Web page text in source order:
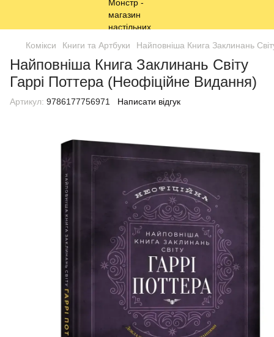
Комікси Книги та Артбуки Найповніша Книга Заклинань
Найповніша Книга Заклинань Світу
Гаррі Поттера (Неофіційне Видання)
Артикул: 9786177756971 Написати відгук